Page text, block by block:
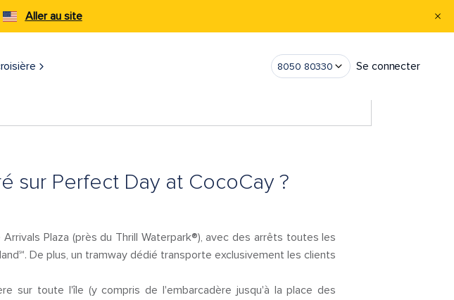
Aller au site
8050 80330 Se connecter
sur Perfect Day at CocoCay ?
Plaza (près du Thrill Waterpark®), avec des arrêts toutes les
De plus, un tramway dédié transporte exclusivement les clients
sur toute l'île (y compris de l'embarcadère jusqu'à la place des